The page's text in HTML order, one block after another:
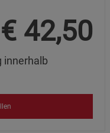
€ 42,50
innerhalb